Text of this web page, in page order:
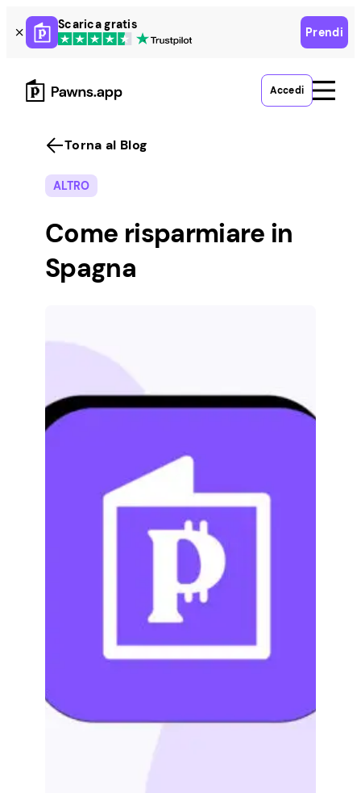
Skip
to
content
Scarica gratis
Prendi
Accedi
Torna al Blog
ALTRO
Come risparmiare in
Spagna